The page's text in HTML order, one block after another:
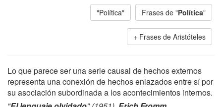
"Política" Frases de "Política"
Frases de Aristóteles
Lo que parece ser una serie causal de hechos externos
representa una conexión de hechos enlazados entre sí por
su asociación subordinada a los acontecimientos internos.